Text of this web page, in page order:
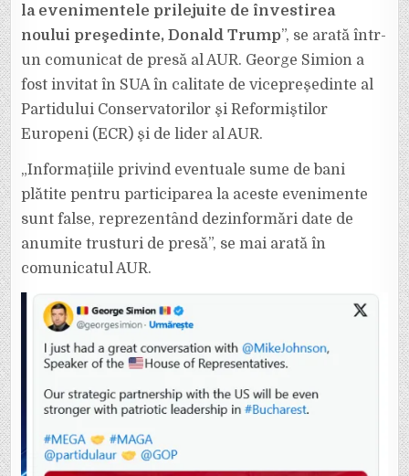
EVENIMENTELE
DE
ÎNVESTIREA
NOULUI
PREŞEDINTE
la evenimentele prilejuite de învestirea
noului preşedinte, Donald Trump”, se arată într-
un comunicat de presă al AUR. George Simion a
fost invitat în SUA în calitate de vicepreşedinte al
Partidului Conservatorilor şi Reformiştilor
Europeni (ECR) şi de lider al AUR.
„Informaţiile privind eventuale sume de bani
plătite pentru participarea la aceste evenimente
sunt false, reprezentând dezinformări date de
anumite trusturi de presă”, se mai arată în
comunicatul AUR.